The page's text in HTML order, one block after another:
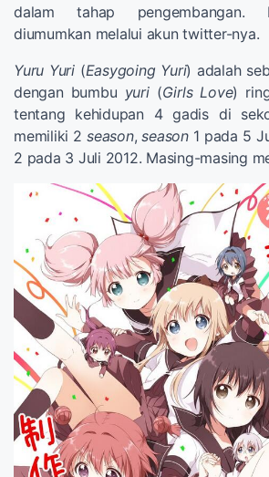
dalam tahap pengembangan.
diumumkan melalui akun twitter-nya.
Yuru Yuri(Easygoing Yuri) adalah
dengan bumbu yuri(Girls Love)
tentang kehidupan 4 gadis di
memiliki 2 season,season1 pada 5
2 pada 3 Juli 2012. Masing-masing